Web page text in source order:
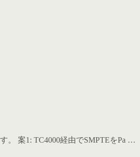
。 案1: TC4000経由でSMPTEをPa …